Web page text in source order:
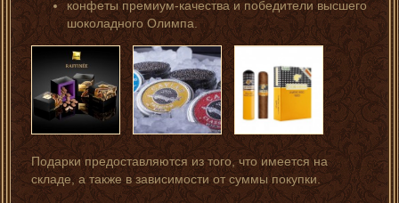
конфеты премиум-качества и победители высшего
шоколадного Олимпа.
Подарки предоставляются из того, что имеется на
складе, а также в зависимости от суммы покупки.